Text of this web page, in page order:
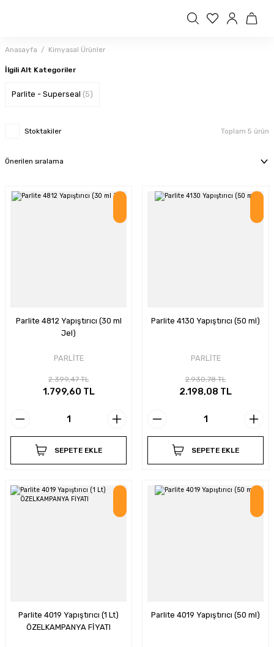
Anasayfa Kimyasal Ürünler
İlgili Alt Kategoriler
Parlite - Superseal (5)
Stoktakiler Toplam 5 ürün
Parlite 4812 Yapıştırıcı (30 ml
Jel)
PARLİTE
2.399,47 TL
1.799,60 TL
SEPETE EKLE
Parlite 4130 Yapıştırıcı (50 ml)
PARLİTE
2.930,78 TL
2.198,08 TL
SEPETE EKLE
Parlite 4019 Yapıştırıcı (1 Lt)
ÖZELKAMPANYA FİYATI
Parlite 4019 Yapıştırıcı (50 ml)